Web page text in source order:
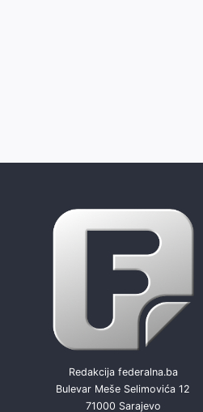
Redakcija federalna.ba
Bulevar Meše Selimovića 12
71000 Sarajevo